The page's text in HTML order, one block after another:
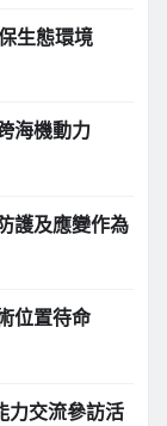
生態環境
海機動力
護及應變作為
位置待命
力交流參訪活